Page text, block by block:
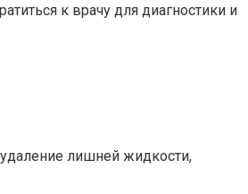
к врачу для диагностики и
лишней жидкости,